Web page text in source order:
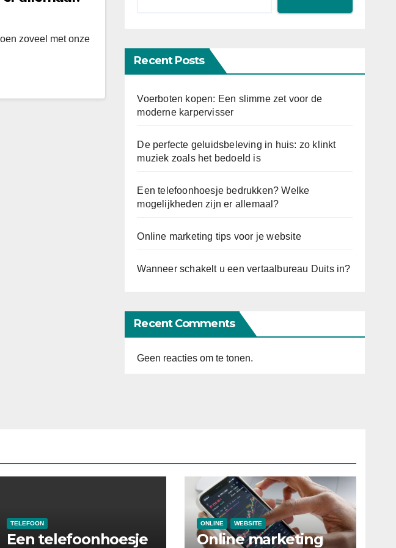
zoveel met onze
Recent Posts
Voerboten kopen: Een slimme zet voor de
moderne karpervisser
De perfecte geluidsbeleving in huis: zo klinkt
muziek zoals het bedoeld is
Een telefoonhoesje bedrukken? Welke
mogelijkheden zijn er allemaal?
Online marketing tips voor je website
Wanneer schakelt u een vertaalbureau Duits in?
Recent Comments
Geen reacties om te tonen.
TELEFOON
Een telefoonhoesje
ONLINE WEBSITE
Online marketing